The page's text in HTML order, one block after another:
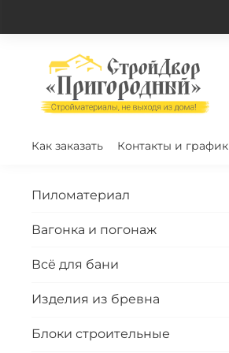
Как заказать Контакты и график
Пиломатериал
Вагонка и погонаж
Всё для бани
Изделия из бревна
Блоки строительные